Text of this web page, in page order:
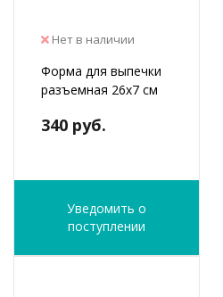
Нет в наличии
Форма для выпечки
разъемная 26х7 см
340 руб.
Уведомить о
поступлении